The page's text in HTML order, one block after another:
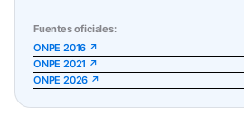
Fuentes oficiales:
ONPE 2016 ↗
ONPE 2021 ↗
ONPE 2026 ↗